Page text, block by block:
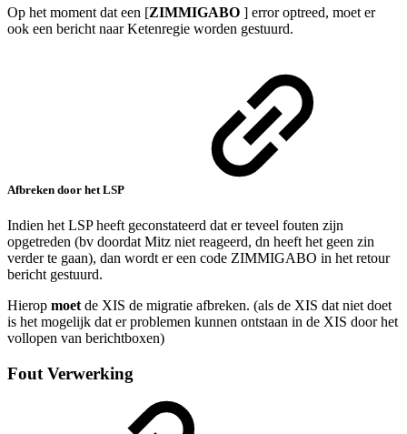
Op het moment dat een [ZIMMIGABO ] error optreed, moet er
ook een bericht naar Ketenregie worden gestuurd.
Afbreken door het LSP
Indien het LSP heeft geconstateerd dat er teveel fouten zijn
opgetreden (bv doordat Mitz niet reageerd, dn heeft het geen zin
verder te gaan), dan wordt er een code ZIMMIGABO in het retour
bericht gestuurd.
Hierop moet de XIS de migratie afbreken. (als de XIS dat niet doet
is het mogelijk dat er problemen kunnen ontstaan in de XIS door het
vollopen van berichtboxen)
Fout Verwerking